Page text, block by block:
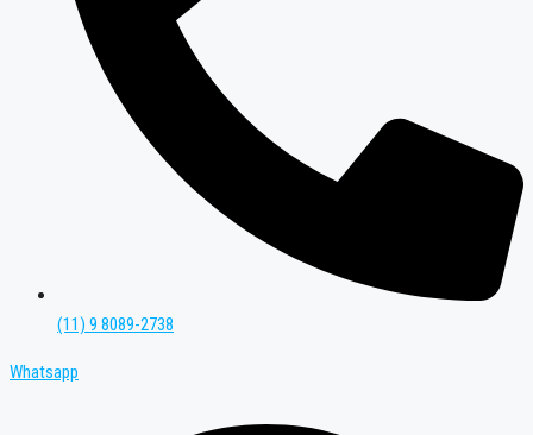
(11) 9 8089-2738
Whatsapp